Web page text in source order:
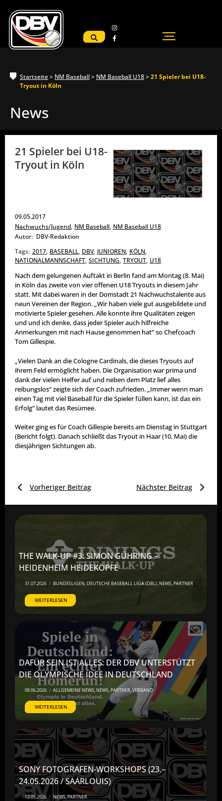
Startseite> NM Baseball> NM Baseball U18>21 Spieler bei U18-
Tryout in Köln
News
21 Spieler bei U18-
Tryout in Köln
09.05.2017
Nachwuchs/Jugend, NM Baseball, NM Baseball U18
Autor: DBV-Redaktion
Tags: 2017, BASEBALL, DBV, JUNIOREN, KÖLN,
NATIONALMANNSCHAFT, SICHTUNG, TRYOUT, U18
Nach dem gelungenen Auftakt in Berlin fand am Montag (8. Mai)
in Köln das zweite von vier offenen U18 Tryouts in diesem Jahr
statt. Mit dabei waren in der Domstadt 21 Nachwuchstalente aus
neun Vereinen der Region. „Wir haben viele gut ausgebildete und
motivierte Spieler gesehen. Alle konnte ihre Qualitäten zeigen
und und ich denke, dass jeder Spieler auch hilfreiche
Anmerkungen mit nach Hause genommen hat“ so Chefcoach
Tom Gillespie.
„Vielen Dank an die Cologne Cardinals, die dieses Tryouts auf
ihrem Feld ermöglicht haben. Die Organisation war prima und
dank der vielen Helfer auf und neben dem Platz lief alles
reibungslos“ zeigte sich der Coach zufrieden. „Immer wenn man
einen Tag mit viel Baseball für die Spieler füllen kann, ist das ein
Erfolg“ lautet das Resümee.
Weiter ging es für Coach Gillespie bereits am Dienstag in Stuttgart
(Bericht folgt). Danach schließt das Tryout in Haar (10. Mai) die
diesjährigen Sichtungen ab.
Vorheriger Beitrag Nächster Beitrag
THE WALK-UP #3: SIMON GÜHRING –
HEIDENHEIM HEIDEKÖPFE
31.07.2026 / BUNDESLIGEN,DEUTSCHE BASEBALL LIGA (DBL),NEWS,PARTNER
WEITERLESEN
DAFÜR SEIN IST ALLES: DER DBV UNTERSTÜTZT
DIE OLYMPISCHE IDEE IN DEUTSCHLAND
08.06.2026 / ALLGEMEINE NEWS,NEWS,PARTNER,VERBAND
WEITERLESEN
SONY FOTOGRAFEN-WORKSHOPS (23.–
24.05.2026 / SAARLOUIS)
12.05.2026 / NEWS,PARTNER